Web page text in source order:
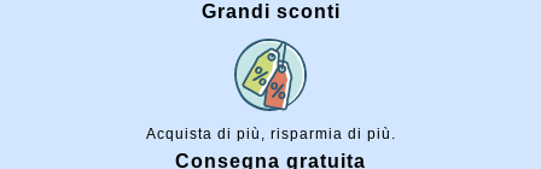
Grandi sconti
Acquista di più, risparmia di più.
Consegna gratuita